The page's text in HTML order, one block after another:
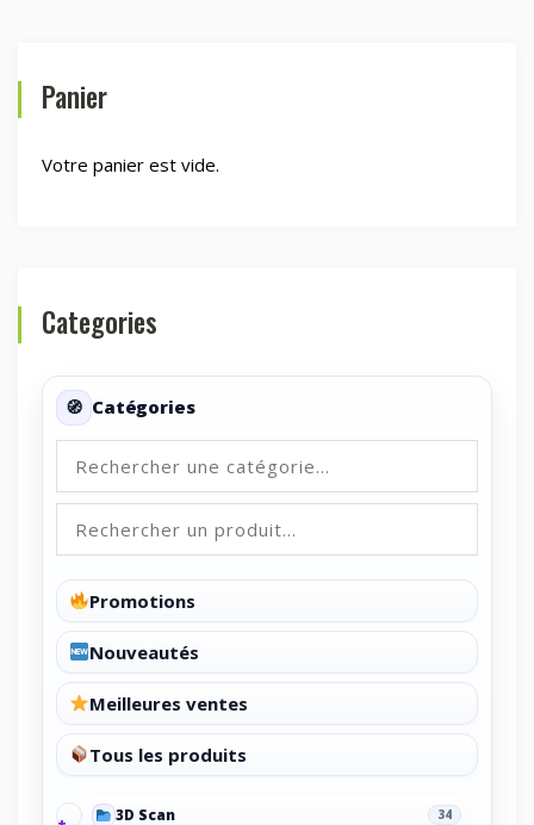
Panier
Votre panier est vide.
Categories
Catégories
Promotions
Nouveautés
Meilleures ventes
Tous les produits
3D Scan 34